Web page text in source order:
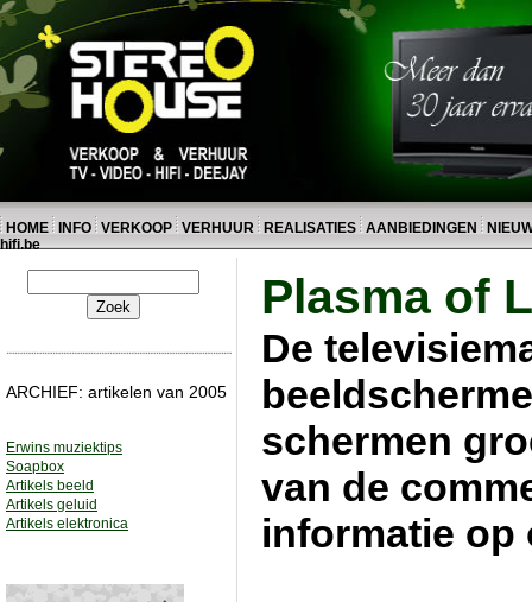
HOME INFO VERKOOP VERHUUR REALISATIES AANBIEDINGEN
hifi.be
ARCHIEF: artikelen van 2005
Erwins muziektips
Soapbox
Artikels beeld
Artikels geluid
Artikels elektronica
Plasma of
De
schermen
van de
informatie op